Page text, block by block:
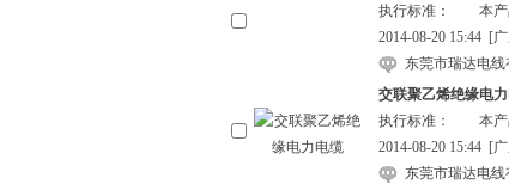
执行标准： 本产品
2014-08-20 15:44 [
东莞市瑞达电线
交联聚乙烯绝缘电
执行标准： 本产品
2014-08-20 15:44 [
东莞市瑞达电线